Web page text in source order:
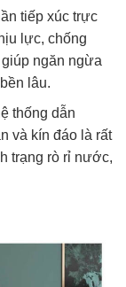
tiếp xúc trực
lực, chống
ngăn ngừa
lâu.
thống dẫn
và kín đáo là rất
trạng rò rỉ nước,